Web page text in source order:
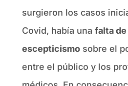
surgieron los casos
Covid, había una falta
escepticismosobre el
entre el público y los